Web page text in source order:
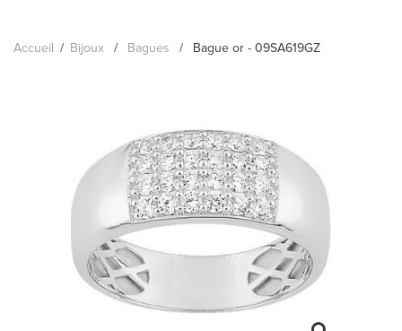
MONTRES
LES GEORGETTES
SWAROVSKI
BONNES AFFAIRES
CARTES CADEAUX
IDÉE CADEAUX
Accueil / Bijoux / Bagues / Bague or - 09SA619GZ